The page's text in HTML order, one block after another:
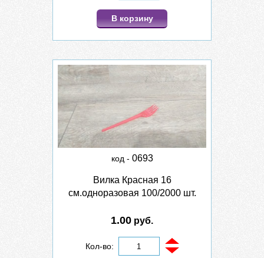
В корзину
код - 0693
Вилка Красная 16
см.одноразовая 100/2000 шт.
1.00 руб.
Кол-во: